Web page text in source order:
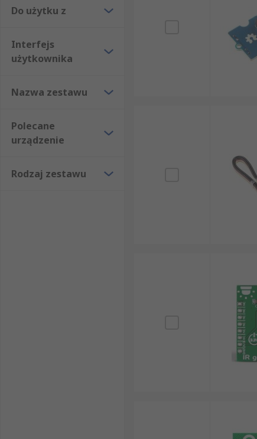
Do użytku z
Interfejs
użytkownika
Nazwa zestawu
Polecane
urządzenie
Rodzaj zestawu